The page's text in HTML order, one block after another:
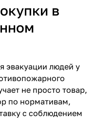
в
эвакуации людей у
не просто товар,
по нормативам,
с соблюдением